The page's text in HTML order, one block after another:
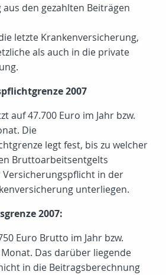
den gezahlten Beiträgen
letzte Krankenversicherung,
als auch in die private
2007
auf 47.700 Euro im Jahr bzw.
Die
legt fest, bis zu welcher
Bruttoarbeitsentgelts
in der
unterliegen.
2007:
Euro Brutto im Jahr bzw.
Das darüber liegende
in die Beitragsberechnung